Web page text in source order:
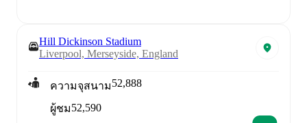
Hill Dickinson Stadium
Liverpool, Merseyside, England
ความจุสนาม52,888
ผู้ชม52,590